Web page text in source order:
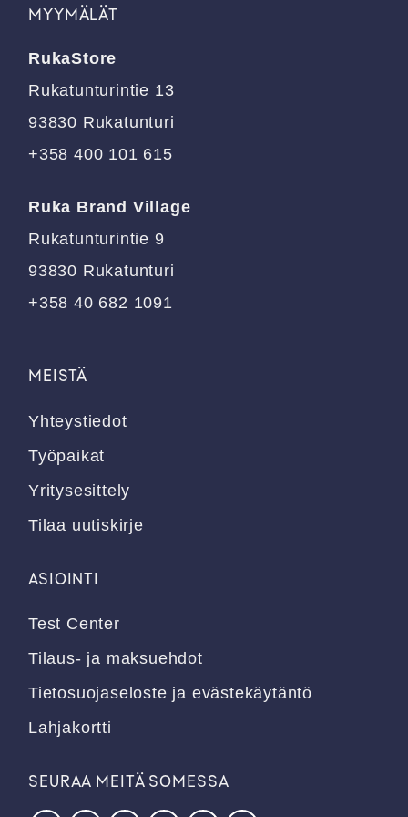
Voit
valinnat
sivulla.
MYYMÄLÄT
RukaStore
Rukatunturintie 13
93830 Rukatunturi
+358 400 101 615
Ruka Brand Village
Rukatunturintie 9
93830 Rukatunturi
+358 40 682 1091
MEISTÄ
Yhteystiedot
Työpaikat
Yritysesittely
Tilaa uutiskirje
ASIOINTI
Test Center
Tilaus- ja maksuehdot
Tietosuojaseloste ja evästekäytäntö
Lahjakortti
SEURAA MEITÄ SOMESSA